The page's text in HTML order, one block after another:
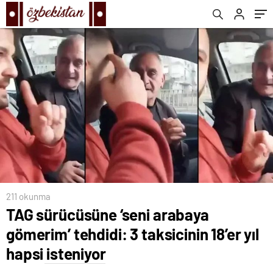
211 okunma
TAG sürücüsüne ‘seni arabaya
gömerim’ tehdidi: 3 taksicinin 18’er yıl
hapsi isteniyor